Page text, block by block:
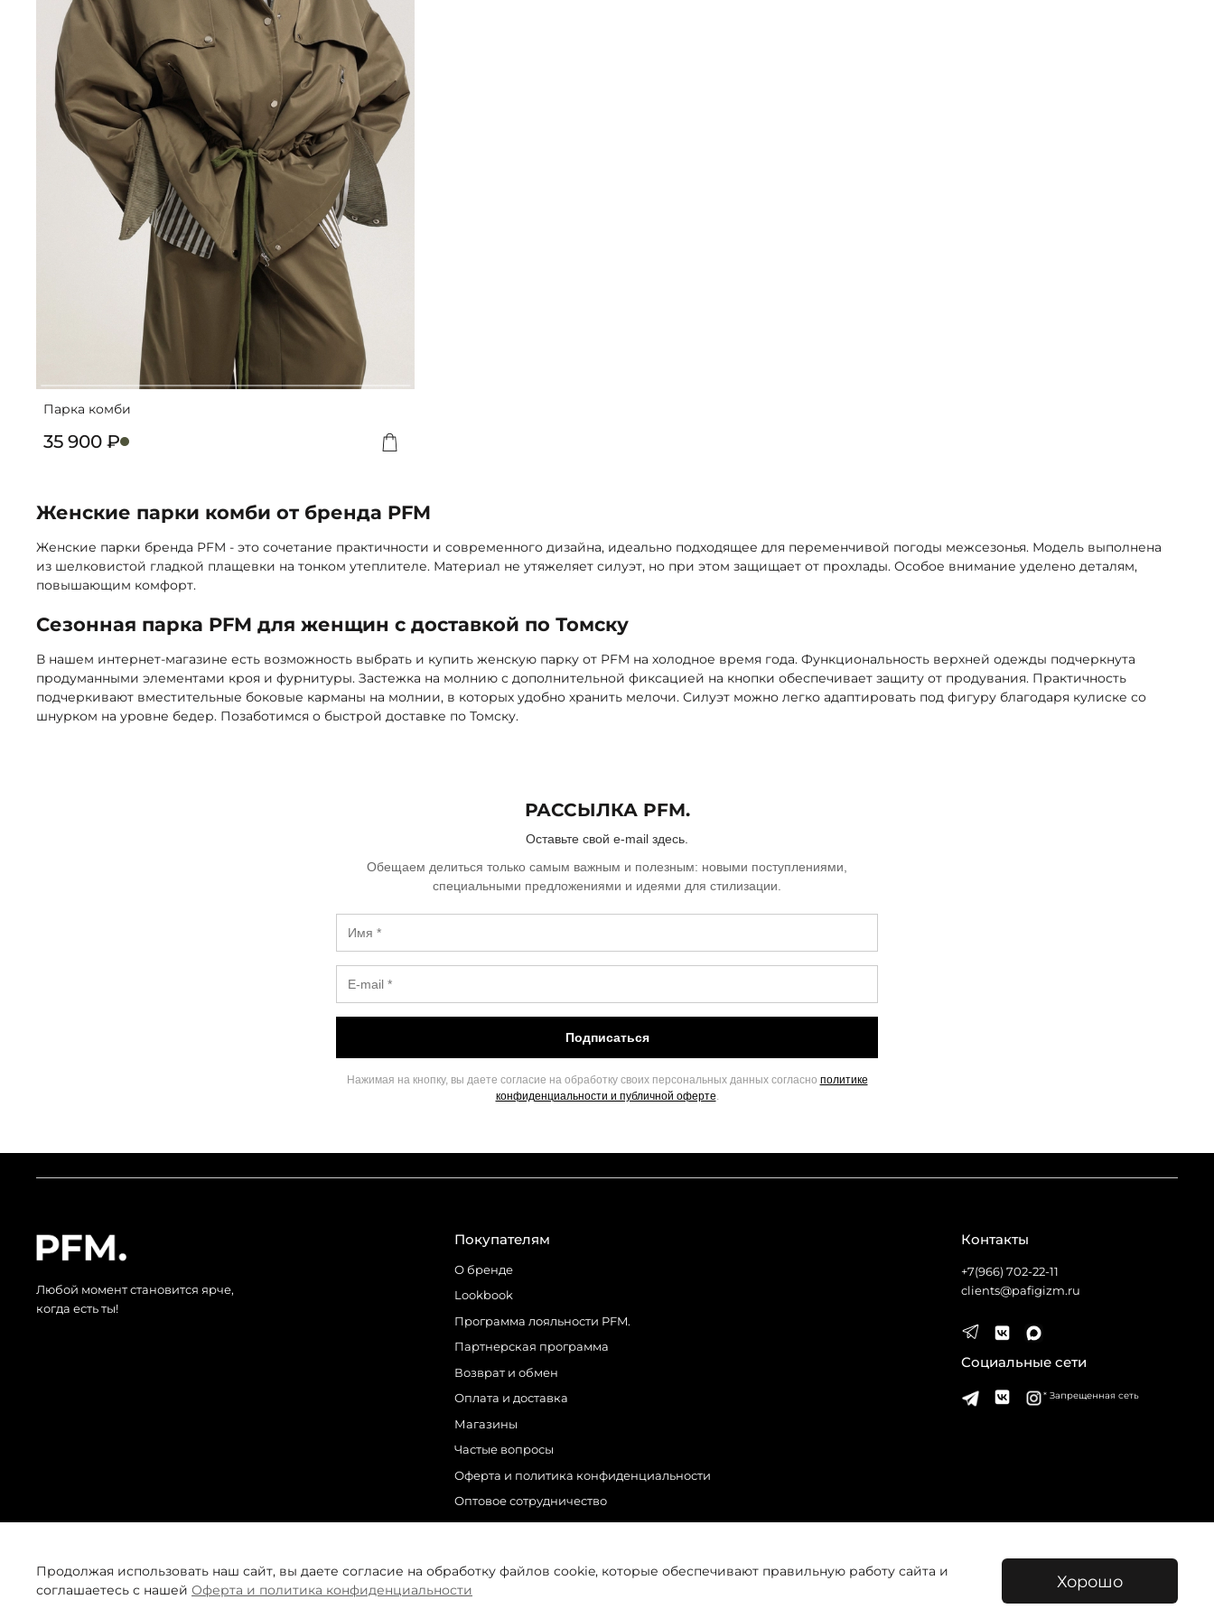
Парка комби
35 900 ₽ Добавить
Женские парки комби от бренда PFM
Женские парки бренда PFM - это сочетание практичности и современного дизайна, идеально подходящее для переменчивой погоды межсезонья. Модель выполнена
из шелковистой гладкой плащевки на тонком утеплителе. Материал не утяжеляет силуэт, но при этом защищает от прохлады. Особое внимание уделено деталям,
повышающим комфорт.
Сезонная парка PFM для женщин с доставкой по Томску
В нашем интернет-магазине есть возможность выбрать и купить женскую парку от PFM на холодное время года. Функциональность верхней одежды подчеркнута
продуманными элементами кроя и фурнитуры. Застежка на молнию с дополнительной фиксацией на кнопки обеспечивает защиту от продувания. Практичность
подчеркивают вместительные боковые карманы на молнии, в которых удобно хранить мелочи. Силуэт можно легко адаптировать под фигуру благодаря кулиске со
шнурком на уровне бедер. Позаботимся о быстрой доставке по Томску.
РАССЫЛКА PFM.
Оставьте свой e-mail здесь.
Обещаем делиться только самым важным и полезным: новыми поступлениями,
специальными предложениями и идеями для стилизации.
Подписаться
Нажимая на кнопку, вы даете согласие на обработку своих персональных данных согласно политике
конфиденциальности и публичной оферте.
Любой момент становится ярче,
когда есть ты!
Покупателям
О бренде
Lookbook
Программа лояльности PFM.
Партнерская программа
Возврат и обмен
Оплата и доставка
Магазины
Частые вопросы
Оферта и политика конфиденциальности
Оптовое сотрудничество
Контакты
Контакты
+7(966) 702-22-11
clients@pafigizm.ru
Социальные сети
* Запрещенная сеть
Продолжая использовать наш сайт, вы даете согласие на обработку файлов cookie, которые обеспечивают правильную работу сайта и
соглашаетесь с нашей Оферта и политика конфиденциальности Хорошо